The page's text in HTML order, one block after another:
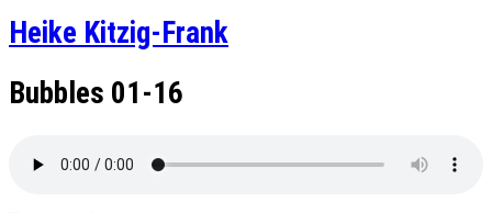
Heike Kitzig-Frank
Bubbles 01-16